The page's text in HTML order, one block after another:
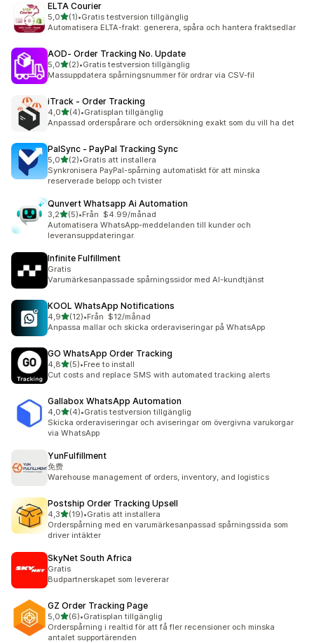
ELTA Courier
5,0av 5 stjärnor
(1)
1 recensioner totalt
•Gratis testversion tillgänglig
Automatisera ELTA-frakt: generera, spåra och hantera fraktsedlar
AOD‑ Order Tracking No. Update
5,0av 5 stjärnor
(2)
2 recensioner totalt
•Gratis testversion tillgänglig
Massuppdatera spårningsnummer för ordrar via CSV-fil
iTrack ‑ Order Tracking
4,0av 5 stjärnor
(4)
4 recensioner totalt
•Gratisplan tillgänglig
Anpassad orderspårare och ordersökning exakt som du vill ha det
PalSync ‑ PayPal Tracking Sync
5,0av 5 stjärnor
(2)
2 recensioner totalt
•Gratis att installera
Synkronisera PayPal-spårning automatiskt för att minska
reserverade belopp och tvister
Qunvert Whatsapp Ai Automation
3,2av 5 stjärnor
(5)
5 recensioner totalt
•Från $4.99/månad
Automatisera WhatsApp-meddelanden till kunder och
leveransuppdateringar.
Infinite Fulfillment
Gratis
Varumärkesanpassade spårningssidor med AI-kundtjänst
KOOL WhatsApp Notifications
4,9av 5 stjärnor
(12)
12 recensioner totalt
•Från $12/månad
Anpassa mallar och skicka orderaviseringar på WhatsApp
GO WhatsApp Order Tracking
4,8av 5 stjärnor
(5)
5 recensioner totalt
•Free to install
Cut costs and replace SMS with automated tracking alerts
Gallabox WhatsApp Automation
4,0av 5 stjärnor
(4)
4 recensioner totalt
•Gratis testversion tillgänglig
Skicka orderaviseringar och aviseringar om övergivna varukorgar
via WhatsApp
YunFulfillment
免费
Warehouse management of orders, inventory, and logistics
Postship Order Tracking Upsell
4,3av 5 stjärnor
(19)
19 recensioner totalt
•Gratis att installera
Orderspårning med en varumärkesanpassad spårningssida som
driver intäkter
SkyNet South Africa
Gratis
Budpartnerskapet som levererar
GZ Order Tracking Page
5,0av 5 stjärnor
(6)
6 recensioner totalt
•Gratisplan tillgänglig
Orderspårning i realtid för att få fler recensioner och minska
antalet supportärenden